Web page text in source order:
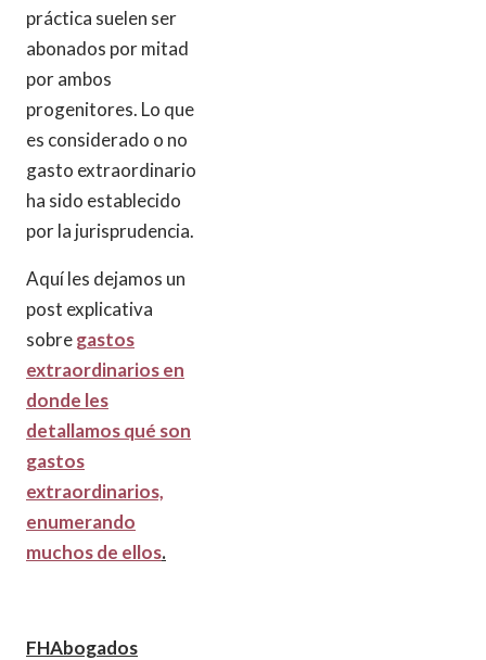
práctica suelen ser
abonados por mitad
por ambos
progenitores. Lo que
es considerado o no
gasto extraordinario
ha sido establecido
por la jurisprudencia.
Aquí les dejamos un
post explicativa
sobregastos
extraordinarios en
donde les
detallamos qué son
gastos
extraordinarios,
enumerando
muchos de ellos.
FHAbogados